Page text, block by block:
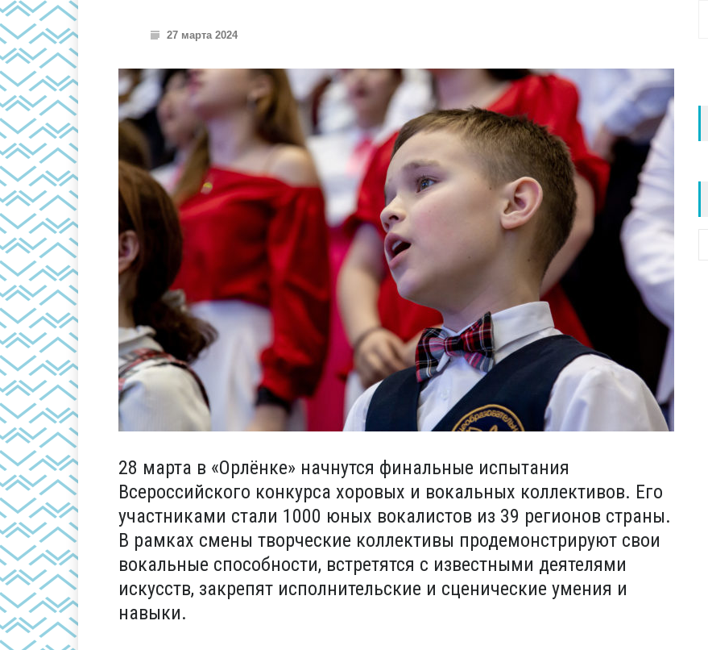
27 марта 2024
28 марта в «Орлёнке» начнутся финальные испытания
Всероссийского конкурса хоровых и вокальных коллективов. Его
участниками стали 1000 юных вокалистов из 39 регионов страны.
В рамках смены творческие коллективы продемонстрируют свои
вокальные способности, встретятся с известными деятелями
искусств, закрепят исполнительские и сценические умения и
навыки.